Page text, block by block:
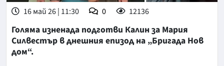
16 май 26 | 11:30 0 12136
Голяма изненада подготви Калин за Мария
Силвестър в днешния епизод на „Бригада Нов
дом“.